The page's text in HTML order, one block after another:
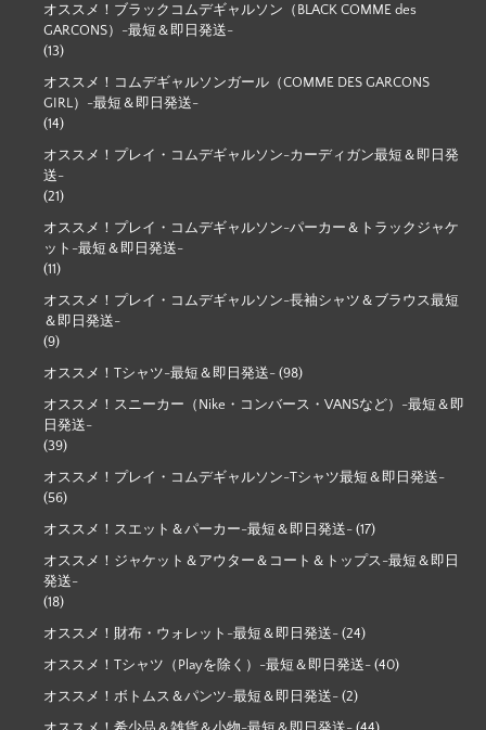
オススメ！ブラックコムデギャルソン（BLACK COMME des
GARCONS）-最短＆即日発送-
(13)
オススメ！コムデギャルソンガール（COMME DES GARCONS
GIRL）-最短＆即日発送-
(14)
オススメ！プレイ・コムデギャルソン-カーディガン最短＆即日発
送-
(21)
オススメ！プレイ・コムデギャルソン-パーカー＆トラックジャケ
ット-最短＆即日発送-
(11)
オススメ！プレイ・コムデギャルソン-長袖シャツ＆ブラウス最短
＆即日発送-
(9)
オススメ！Tシャツ-最短＆即日発送- (98)
オススメ！スニーカー（Nike・コンバース・VANSなど）-最短＆即
日発送-
(39)
オススメ！プレイ・コムデギャルソン-Tシャツ最短＆即日発送-
(56)
オススメ！スエット＆パーカー-最短＆即日発送- (17)
オススメ！ジャケット＆アウター＆コート＆トップス-最短＆即日
発送-
(18)
オススメ！財布・ウォレット-最短＆即日発送- (24)
オススメ！Tシャツ（Playを除く）-最短＆即日発送- (40)
オススメ！ボトムス＆パンツ-最短＆即日発送- (2)